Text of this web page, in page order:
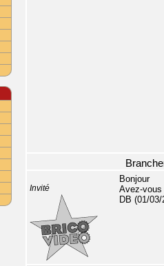
Invité
Bonjour
Avez-vous
DB (01/03/